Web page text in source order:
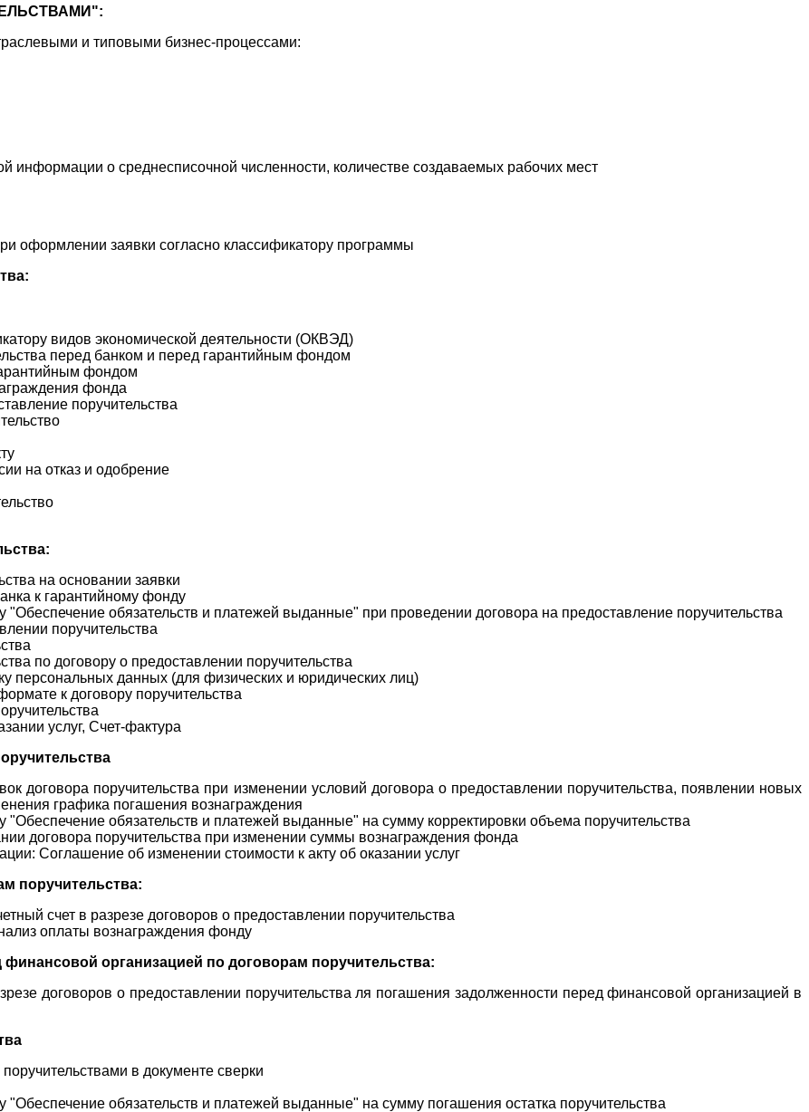
и типовыми бизнес-процессами:
информации о среднесписочной численности, количестве создаваемых рабочих мест
оформлении заявки согласно классификатору программы
видов экономической деятельности (ОКВЭД)
перед банком и перед гарантийным фондом
фондом
фонда
поручительства
на отказ и одобрение
на основании заявки
к гарантийному фонду
обязательств и платежей выданные" при проведении договора на предоставление поручительства
поручительства
по договору о предоставлении поручительства
персональных данных (для физических и юридических лиц)
к договору поручительства
услуг, Счет-фактура
договора поручительства при изменении условий договора о предоставлении поручительства, появлении новых
графика погашения вознаграждения
обязательств и платежей выданные" на сумму корректировки объема поручительства
договора поручительства при изменении суммы вознаграждения фонда
Соглашение об изменении стоимости к акту об оказании услуг
поручительства:
счет в разрезе договоров о предоставлении поручительства
оплаты вознаграждения фонду
организацией по договорам поручительства:
договоров о предоставлении поручительства ля погашения задолженности перед финансовой организацией в
в документе сверки
обязательств и платежей выданные" на сумму погашения остатка поручительства